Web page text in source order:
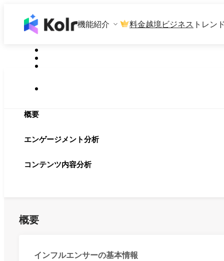
機能紹介 料金越境ビジネス トレン
概要
エンゲージメント分析
コンテンツ内容分析
概要
インフルエンサーの基本情報